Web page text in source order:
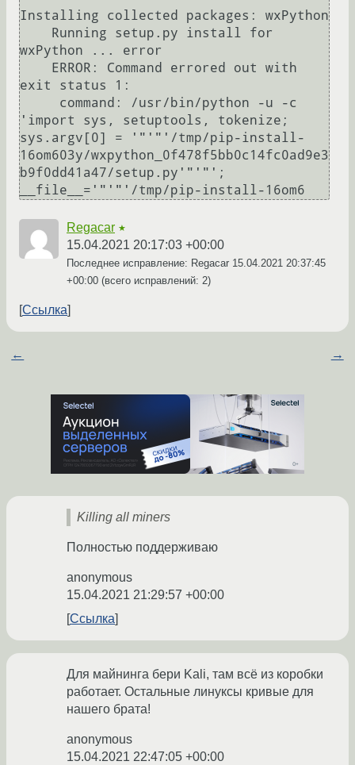
Installing collected packages: wxPython
wxPython ... error
exit status 1:
'import sys, setuptools, tokenize;
sys.argv[0] = '"'"'/tmp/pip-install-
16om603y/wxpython_0f478f5bb0c14fc0ad9e3
b9f0dd41a47/setup.py'"'"';
__file__='"'"'/tmp/pip-install-16om6
Regacar ★
15.04.2021 20:17:03 +00:00
Последнее исправление: Regacar 15.04.2021 20:37:45
+00:00 (всего исправлений: 2)
Ссылка
← →
Killing all miners
Полностью поддерживаю
anonymous
15.04.2021 21:29:57 +00:00
Ссылка
Для майнинга бери Kali, там всё из коробки
работает. Остальные линуксы кривые для
нашего брата!
anonymous
15.04.2021 22:47:05 +00:00